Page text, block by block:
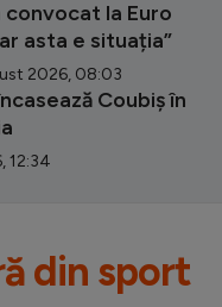
la Euro
asta e situația”
2026, 08:03
Coubiș în
12:34
din sport